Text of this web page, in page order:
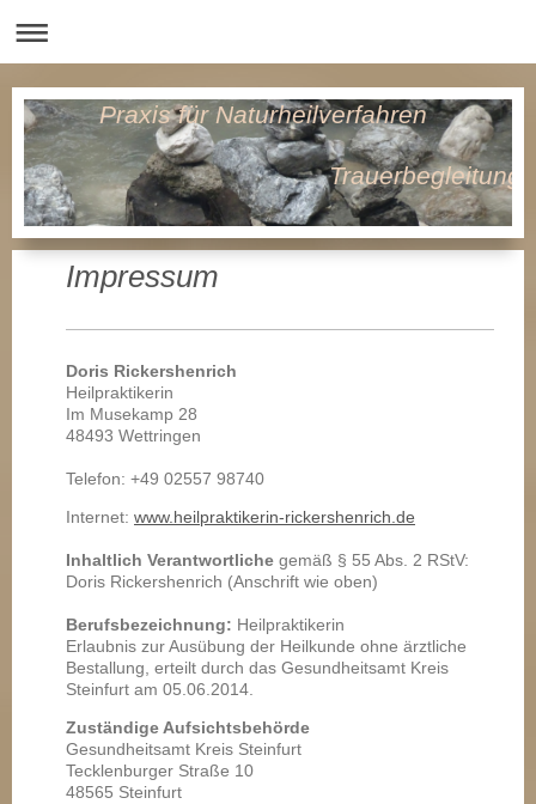
Praxis für Naturheilverfahren
Trauerbegleitung
Impressum
Doris Rickershenrich
Heilpraktikerin
Im Musekamp 28
48493 Wettringen
Telefon: +49 02557 98740
Internet: www.heilpraktikerin-rickershenrich.de
Inhaltlich Verantwortliche gemäß § 55 Abs. 2 RStV:
Doris Rickershenrich (Anschrift wie oben)
Berufsbezeichnung: Heilpraktikerin
Erlaubnis zur Ausübung der Heilkunde ohne ärztliche
Bestallung, erteilt durch das Gesundheitsamt Kreis
Steinfurt am 05.06.2014.
Zuständige Aufsichtsbehörde
Gesundheitsamt Kreis Steinfurt
Tecklenburger Straße 10
48565 Steinfurt